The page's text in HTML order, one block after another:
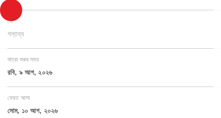
তে
গন্তব্য
যাত্রা শুরুর সময়
রবি, ৯ আগ, ২০২৬
ফেরত আসা
সোম, ১০ আগ, ২০২৬